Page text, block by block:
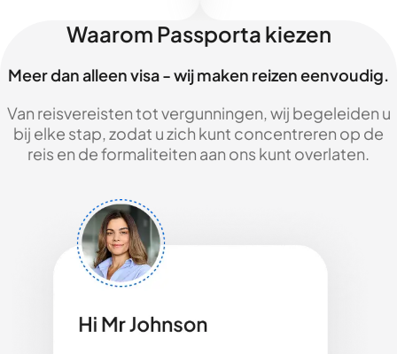
Waarom Passporta kiezen
Meer dan alleen visa - wij maken reizen eenvoudig.
Van reisvereisten tot vergunningen, wij begeleiden u
bij elke stap, zodat u zich kunt concentreren op de
reis en de formaliteiten aan ons kunt overlaten.